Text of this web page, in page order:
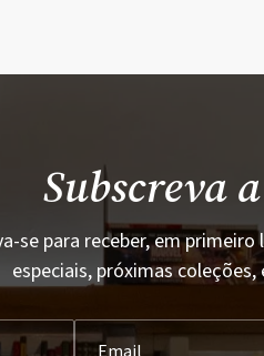
Subscreva
se para receber, em
especiais, próximas